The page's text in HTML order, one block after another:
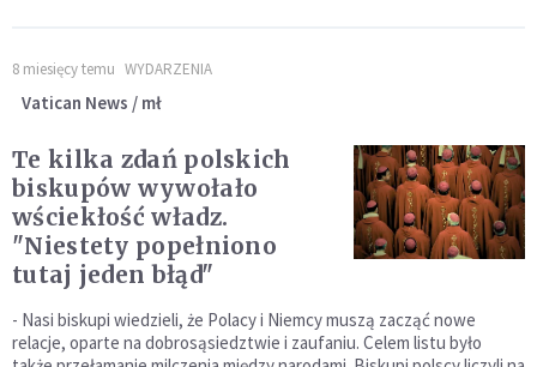
8 miesięcy temu WYDARZENIA
Vatican News / mł
Te kilka zdań polskich
biskupów wywołało
wściekłość władz.
"Niestety popełniono
tutaj jeden błąd"
- Nasi biskupi wiedzieli, że Polacy i Niemcy muszą zacząć nowe
relacje, oparte na dobrosąsiedztwie i zaufaniu. Celem listu było